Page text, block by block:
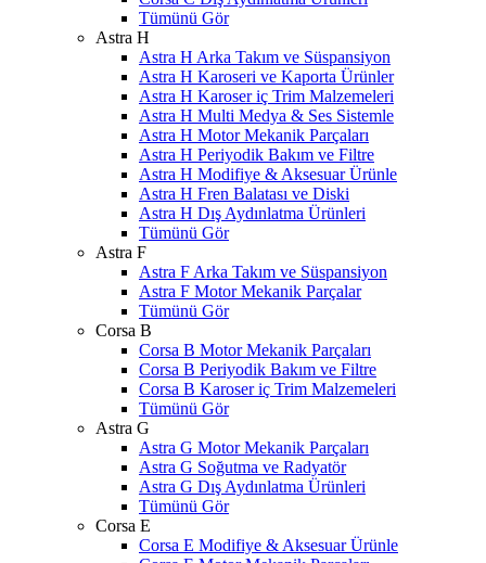
Tümünü Gör
Astra H
Astra H Arka Takım ve Süspansiyon
Astra H Karoseri ve Kaporta Ürünler
Astra H Karoser iç Trim Malzemeleri
Astra H Multi Medya & Ses Sistemle
Astra H Motor Mekanik Parçaları
Astra H Periyodik Bakım ve Filtre
Astra H Modifiye & Aksesuar Ürünle
Astra H Fren Balatası ve Diski
Astra H Dış Aydınlatma Ürünleri
Tümünü Gör
Astra F
Astra F Arka Takım ve Süspansiyon
Astra F Motor Mekanik Parçalar
Tümünü Gör
Corsa B
Corsa B Motor Mekanik Parçaları
Corsa B Periyodik Bakım ve Filtre
Corsa B Karoser iç Trim Malzemeleri
Tümünü Gör
Astra G
Astra G Motor Mekanik Parçaları
Astra G Soğutma ve Radyatör
Astra G Dış Aydınlatma Ürünleri
Tümünü Gör
Corsa E
Corsa E Modifiye & Aksesuar Ürünle